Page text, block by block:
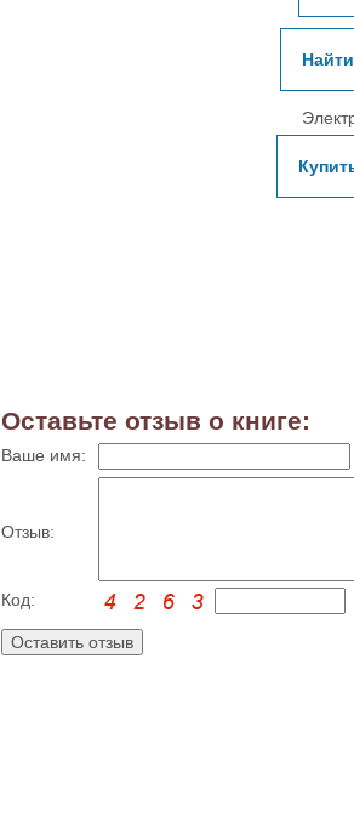
Оставьте отзыв о книге:
Ваше имя:
Отзыв:
Код: